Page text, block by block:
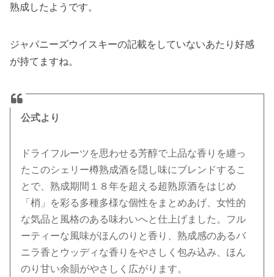
熟成したようです。
ジャパニーズウイスキーの記載をしていないあたり好感
が持てますね。
公式より
ドライフルーツを思わせる芳醇で上品な香りを纏っ
たこのシェリー樽熟成酒を隠し味にブレンドするこ
とで、熟成期間１８年を超える超熟原酒をはじめ
「梢」を彩る多種多様な個性をまとめあげ、女性的
な気品と風格のある味わいへと仕上げました。フル
ーティーな風味がほんのりと香り、熟成感のあるバ
ニラ香とウッディな香りをやさしく包み込み、ほん
のり甘い余韻がやさしく広がります。